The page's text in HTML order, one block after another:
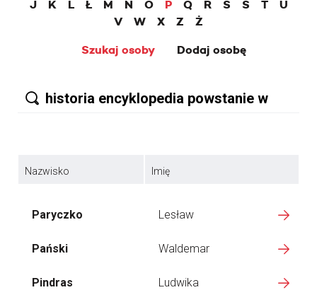
J
K L Ł M N O P Q R S Ś T
U
V
W X Z
Ż
Szukaj osoby
Dodaj osobę
Nazwisko Imię
Paryczko Lesław
Pański Waldemar
Pindras Ludwika